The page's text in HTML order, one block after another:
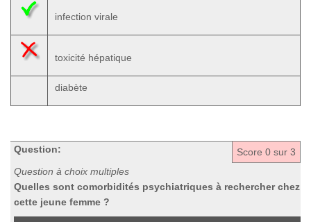
infection virale
toxicité hépatique
diabète
Score 0 sur 3
Question:
Question à choix multiples
Quelles sont comorbidités psychiatriques à rechercher chez
cette jeune femme ?